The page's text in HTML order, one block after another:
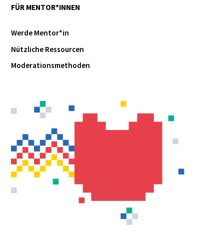
FÜR MENTOR*INNEN
Werde Mentor*in
Nützliche Ressourcen
Moderationsmethoden